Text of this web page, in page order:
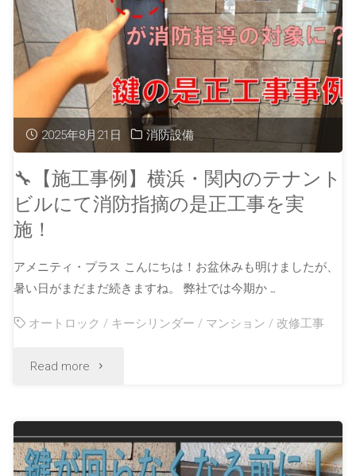
2025年8月21日 消防設備
🔧【施工事例】横浜・関内のテナント
ビルにて消防指摘の是正工事を実
施！
アメニティ・プラス こんにちは！お盆休みも明けましたが、
暑い日がまだまだ続きますね。 弊社では今期か …
オートロック / キーシリンダー / マンション / 改修工事
Read more